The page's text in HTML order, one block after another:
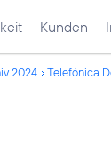
Kunden
2024 Telefónica